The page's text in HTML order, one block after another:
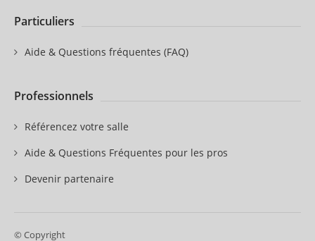
Particuliers
Aide & Questions fréquentes (FAQ)
Professionnels
Référencez votre salle
Aide & Questions Fréquentes pour les pros
Devenir partenaire
© Copyright